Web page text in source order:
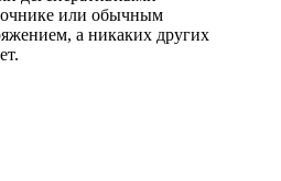
или обычным
а никаких других